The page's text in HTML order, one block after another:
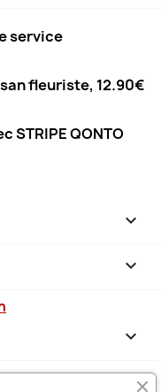
service
fleuriste, 12.90€
STRIPE QONTO



keyboard_arrow_down